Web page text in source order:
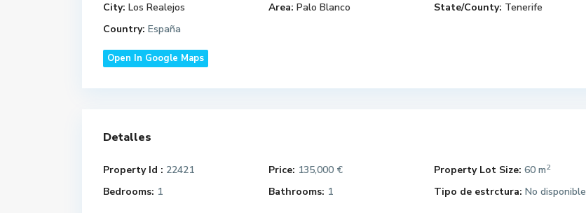
City: Los Realejos Area: Palo Blanco State/County: Tenerife
Country: España
Open In Google Maps
Detalles
Property Id : 22421 Price: 135,000 € Property Lot Size: 60 m2
Bedrooms: 1 Bathrooms: 1 Tipo de estrctura: No disponible